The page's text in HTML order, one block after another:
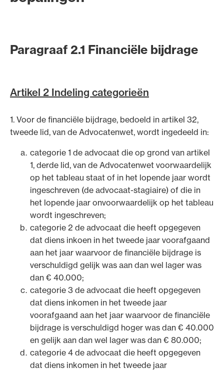
besluit van 4 september 2017 (Wijzigingsregeling
opleidingspuntwaardige activiteiten 2020), bij besluit
van 6 april 2020 (Wijzigingsregeling aanwijzen
2020), bij besluit van 7 december 2020
2020), bij besluit van 21 december 2020
(Verzamelregeling 2020), bij besluit van 30 november
september 2022 (Wijzigingsregeling categorieën
financiële bijdrage 2022), bij besluit van 3 februari
2023 (Wijzigingsregeling hoogte vacatiegeld 2023),
bij besluit van 11 december 2023 (Wijzigingsregeling
kwaliteitstoetsen 2023), bij besluit van 5 juli 2024
(Wijzigingsregeling gespreksleiders en reviewers
2024), bij besluit van 2 december 2024
(Wijzigingsregeling 2024), bij besluit van 4 december
2024 (Wijzigingsregeling financiële bijdrage 2025) en
bij besluit van 17 november 2025 (Wijzigingsregeling
financiële bijdrage en vacatiegeld 2026).
Paragraaf 2.1 Financiële bijdrage
Artikel 2 Indeling categorieën
1. Voor de financiële bijdrage, bedoeld in artikel 32,
tweede lid, van de Advocatenwet, wordt ingedeeld in:
categorie 1 de advocaat die op grond van artikel
1, derde lid, van de Advocatenwet voorwaardelijk
op het tableau staat of in het lopende jaar wordt
ingeschreven (de advocaat-stagiaire) of die in
het lopende jaar onvoorwaardelijk op het tableau
wordt ingeschreven;
categorie 2 de advocaat die heeft opgegeven
dat diens inkoen in het tweede jaar voorafgaand
aan het jaar waarvoor de financiële bijdrage is
verschuldigd gelijk was aan dan wel lager was
dan € 40.000;
categorie 3 de advocaat die heeft opgegeven
dat diens inkomen in het tweede jaar
voorafgaand aan het jaar waarvoor de financiële
bijdrage is verschuldigd hoger was dan € 40.000
en gelijk aan dan wel lager was dan € 80.000;
categorie 4 de advocaat die heeft opgegeven
dat diens inkomen in het tweede jaar